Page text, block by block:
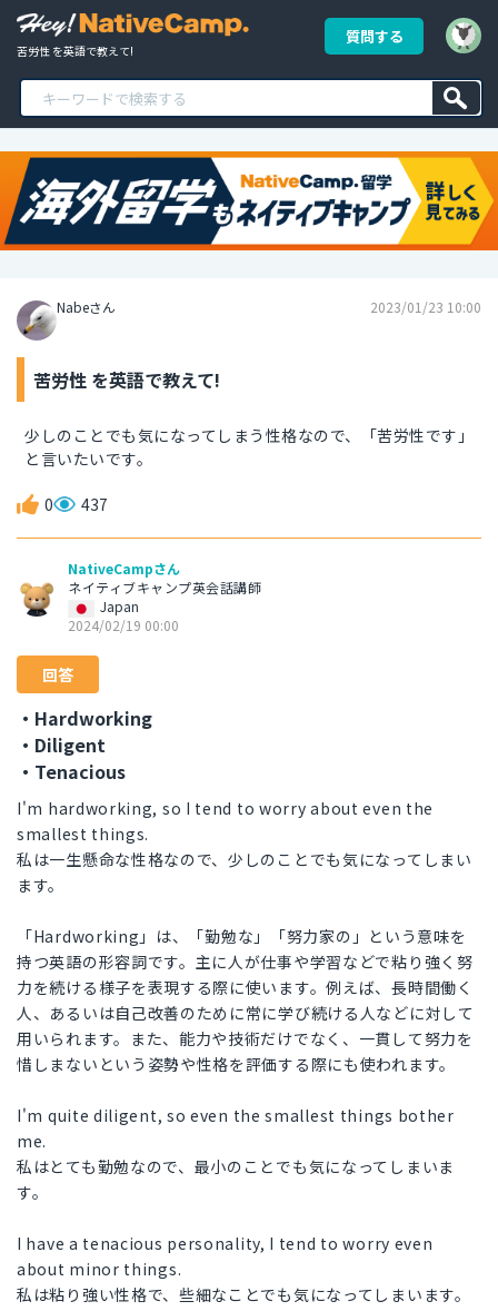
苦労性 を英語で教えて!
質問する
Nabeさん 2023/01/23 10:00
苦労性 を英語で教えて!
少しのことでも気になってしまう性格なので、「苦労性です」
と言いたいです。
0 437
NativeCampさん
ネイティブキャンプ英会話講師
Japan
2024/02/19 00:00
回答
・Hardworking
・Diligent
・Tenacious
I'm hardworking, so I tend to worry about even the
smallest things.
私は一生懸命な性格なので、少しのことでも気になってしまい
ます。
「Hardworking」は、「勤勉な」「努力家の」という意味を
持つ英語の形容詞です。主に人が仕事や学習などで粘り強く努
力を続ける様子を表現する際に使います。例えば、長時間働く
人、あるいは自己改善のために常に学び続ける人などに対して
用いられます。また、能力や技術だけでなく、一貫して努力を
惜しまないという姿勢や性格を評価する際にも使われます。
I'm quite diligent, so even the smallest things bother
me.
私はとても勤勉なので、最小のことでも気になってしまいま
す。
I have a tenacious personality, I tend to worry even
about minor things.
私は粘り強い性格で、些細なことでも気になってしまいます。